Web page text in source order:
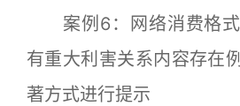
案例6：网络消费格式
有重大利害关系内容存在
著方式进行提示